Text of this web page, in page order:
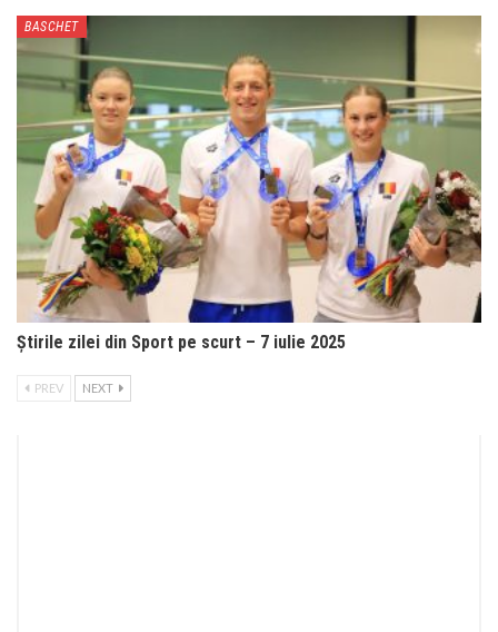
BASCHET
Știrile zilei din Sport pe scurt – 7 iulie 2025
PREV NEXT